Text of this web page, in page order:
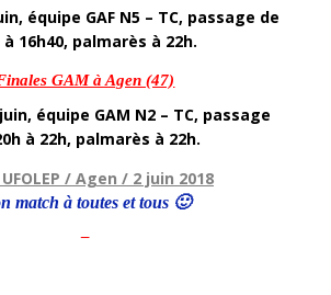
équipe GAF N5 – TC, passage de
à 16h40, palmarès à 22h.
GAM à Agen (47)
équipe GAM N2 – TC, passage
à 22h, palmarès à 22h.
/ Agen / 2 juin 2018
match à toutes et tous 🙂
–